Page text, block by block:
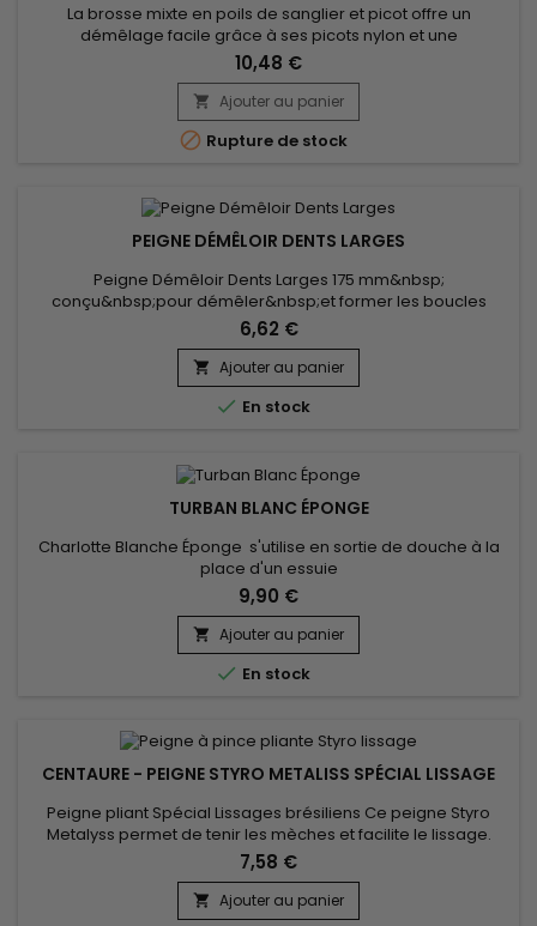
La brosse mixte en poils de sanglier et picot offre un
démêlage facile grâce à ses picots nylon et une
brillance.&nbsp;Les poils de sanglier n'agressent pas car ils
renferment de la kératine comme nos cheveux et ont la
capacité d'absorber les impuretés et le gras.&nbsp;Doux
mais fermes, les poils facilitent le démêlage des cheveux
tout en massant...
10,48 €
 Ajouter au panier
 Rupture de stock
PEIGNE DÉMÊLOIR DENTS LARGES
Peigne Démêloir Dents Larges 175 mm&nbsp;
conçu&nbsp;pour démêler&nbsp;et former les boucles
indisciplinées
6,62 €
 Ajouter au panier
 En stock
TURBAN BLANC ÉPONGE
Charlotte Blanche Éponge s'utilise en sortie de douche à la
place d'un essuie
9,90 €
 Ajouter au panier
 En stock
CENTAURE - PEIGNE STYRO METALISS SPÉCIAL LISSAGE
Peigne pliant Spécial Lissages brésiliens Ce peigne Styro
Metalyss permet de tenir les mèches et facilite le lissage.
Permet aux cheveux de ne pas s'emmêler durant le lissage :
la mèche est uniformément répartie et lissée de la racine
aux pointes avant le passage du lisseur.
7,58 €
 Ajouter au panier